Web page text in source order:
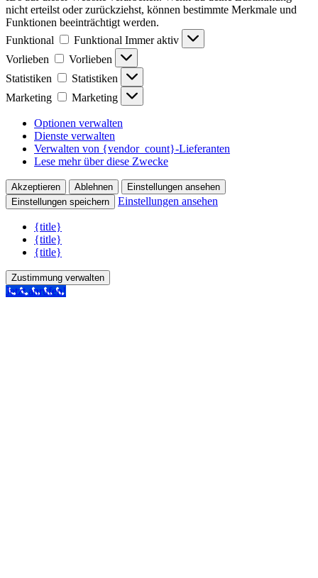
nicht erteilst oder zurückziehst, können bestimmte Merkmale und
Funktionen beeinträchtigt werden.
Funktional
Funktional Immer aktiv
Vorlieben
Vorlieben
Statistiken
Statistiken
Marketing
Marketing
Optionen verwalten
Dienste verwalten
Verwalten von {vendor_count}-Lieferanten
Lese mehr über diese Zwecke
Akzeptieren Ablehnen
Einstellungen ansehen
Einstellungen speichern
Einstellungen ansehen
{title}
{title}
{title}
Zustimmung verwalten
Jetzt anrufen!